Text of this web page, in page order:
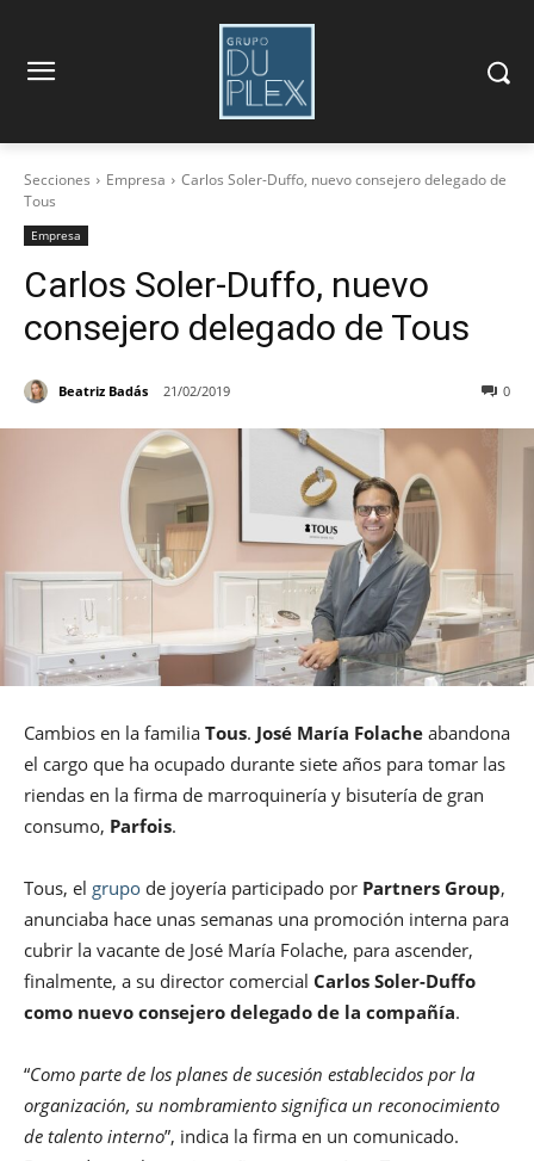
Secciones Empresa
Carlos Soler-Duffo, nuevo consejero delegado de
Tous
Empresa
Carlos Soler-Duffo, nuevo
consejero delegado de Tous
Beatriz Badás 21/02/2019 0
Cambios en la familia Tous. José María Folache abandona
el cargo que ha ocupado durante siete años para tomar las
riendas en la firma de marroquinería y bisutería de gran
consumo, Parfois.
Tous, el grupo de joyería participado por Partners Group,
anunciaba hace unas semanas una promoción interna para
cubrir la vacante de José María Folache, para ascender,
finalmente, a su director comercial Carlos Soler-Duffo
como nuevo consejero delegado de la compañía.
“Como parte de los planes de sucesión establecidos por la
organización, su nombramiento significa un reconocimiento
de talento interno”, indica la firma en un comunicado.